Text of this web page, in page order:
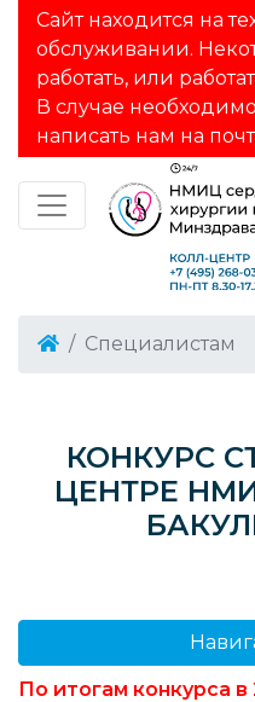
Сайт находится на
обслуживании.
работать, или
В случае
написать нам на
Специалистам
КОНКУРС
ЦЕНТРЕ
По итогам конкурса в